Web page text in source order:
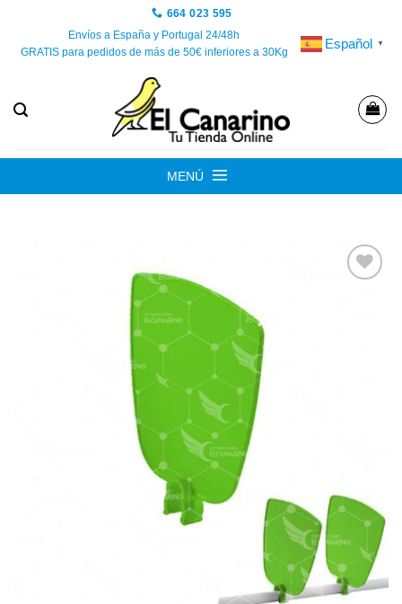
contenido
664 023 595
Envíos a España y Portugal 24/48h
GRATIS para pedidos de más de 50€ inferiores a 30Kg
Español ▼
MENÚ